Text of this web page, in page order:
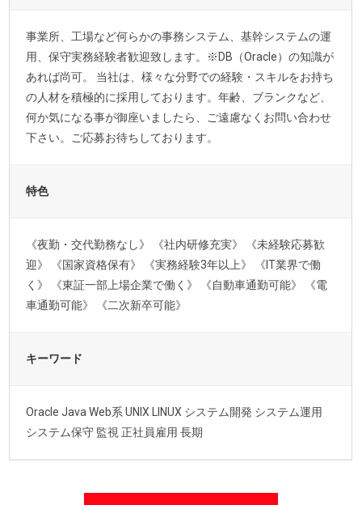
事業所、工場など何らかの事務システム、基幹システムの運
用、保守実務経験者歓迎致します。※DB（Oracle）の知識が
あれば尚可。 当社は、様々な分野での経験・スキルをお持ち
の人材を積極的に採用しております。年齢、ブランクなど、
何か気になる事が御座いましたら、ご遠慮なくお問い合わせ
下さい。ご応募お待ちしております。
特色
《夜勤・交代勤務なし》 《社内研修充実》 《未経験応募歓
迎》 《国家資格保有》 《実務経験3年以上》 《IT業界で働
く》 《東証一部上場企業で働く》 《自動車通勤可能》 《電
車通勤可能》 《二次新卒可能》
キーワード
Oracle Java Web系 UNIX LINUX システム開発 システム運用
システム保守 監視 正社員雇用 長期